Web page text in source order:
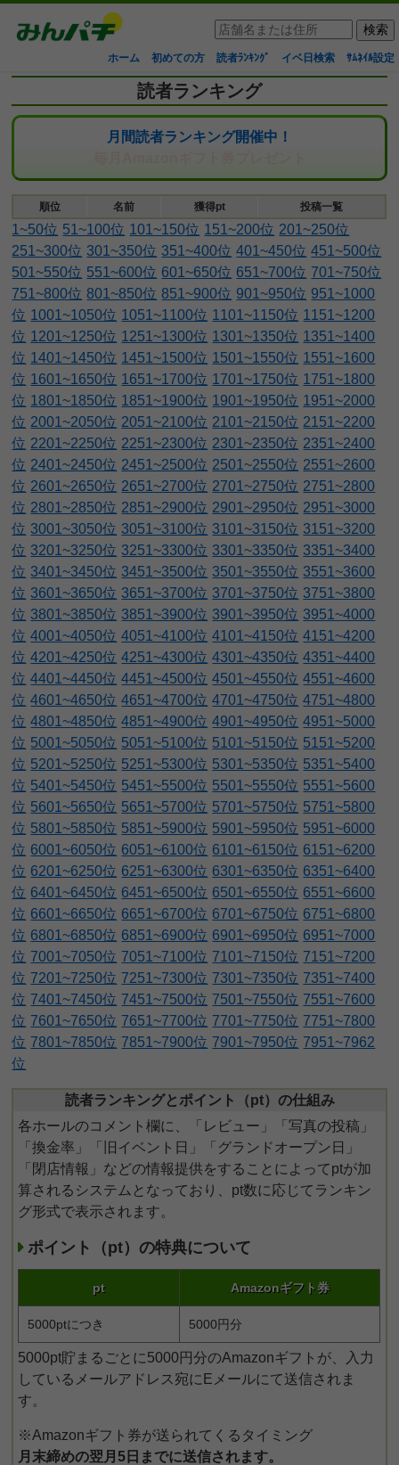
ホーム 初めての方 読者ﾗﾝｷﾝｸﾞ イベ日検索 ｻﾑﾈｲﾙ設定
読者ランキング
月間読者ランキング開催中！
順位 名前 獲得pt 投稿一覧
1~50位 51~100位 101~150位 151~200位 201~250位
251~300位 301~350位 351~400位 401~450位 451~500位
501~550位 551~600位 601~650位 651~700位 701~750位
751~800位 801~850位 851~900位 901~950位 951~1000
位 1001~1050位 1051~1100位 1101~1150位 1151~1200
位 1201~1250位 1251~1300位 1301~1350位 1351~1400
位 1401~1450位 1451~1500位 1501~1550位 1551~1600
位 1601~1650位 1651~1700位 1701~1750位 1751~1800
位 1801~1850位 1851~1900位 1901~1950位 1951~2000
位 2001~2050位 2051~2100位 2101~2150位 2151~2200
位 2201~2250位 2251~2300位 2301~2350位 2351~2400
位 2401~2450位 2451~2500位 2501~2550位 2551~2600
位 2601~2650位 2651~2700位 2701~2750位 2751~2800
位 2801~2850位 2851~2900位 2901~2950位 2951~3000
位 3001~3050位 3051~3100位 3101~3150位 3151~3200
位 3201~3250位 3251~3300位 3301~3350位 3351~3400
位 3401~3450位 3451~3500位 3501~3550位 3551~3600
位 3601~3650位 3651~3700位 3701~3750位 3751~3800
位 3801~3850位 3851~3900位 3901~3950位 3951~4000
位 4001~4050位 4051~4100位 4101~4150位 4151~4200
位 4201~4250位 4251~4300位 4301~4350位 4351~4400
位 4401~4450位 4451~4500位 4501~4550位 4551~4600
位 4601~4650位 4651~4700位 4701~4750位 4751~4800
位 4801~4850位 4851~4900位 4901~4950位 4951~5000
位 5001~5050位 5051~5100位 5101~5150位 5151~5200
位 5201~5250位 5251~5300位 5301~5350位 5351~5400
位 5401~5450位 5451~5500位 5501~5550位 5551~5600
位 5601~5650位 5651~5700位 5701~5750位 5751~5800
位 5801~5850位 5851~5900位 5901~5950位 5951~6000
位 6001~6050位 6051~6100位 6101~6150位 6151~6200
位 6201~6250位 6251~6300位 6301~6350位 6351~6400
位 6401~6450位 6451~6500位 6501~6550位 6551~6600
位 6601~6650位 6651~6700位 6701~6750位 6751~6800
位 6801~6850位 6851~6900位 6901~6950位 6951~7000
位 7001~7050位 7051~7100位 7101~7150位 7151~7200
位 7201~7250位 7251~7300位 7301~7350位 7351~7400
位 7401~7450位 7451~7500位 7501~7550位 7551~7600
位 7601~7650位 7651~7700位 7701~7750位 7751~7800
位 7801~7850位 7851~7900位 7901~7950位 7951~7962
位
読者ランキングとポイント（pt）の仕組み
各ホールのコメント欄に、「レビュー」「写真の投稿」
「換金率」「旧イベント日」「グランドオープン日」
「閉店情報」などの情報提供をすることによってptが加
算されるシステムとなっており、pt数に応じてランキン
グ形式で表示されます。
ポイント（pt）の特典について
pt Amazonギフト券
5000ptにつき 5000円分
5000pt貯まるごとに5000円分のAmazonギフトが、入力
しているメールアドレス宛にEメールにて送信されま
す。
※Amazonギフト券が送られてくるタイミング
月末締めの翌月5日までに送信されます。